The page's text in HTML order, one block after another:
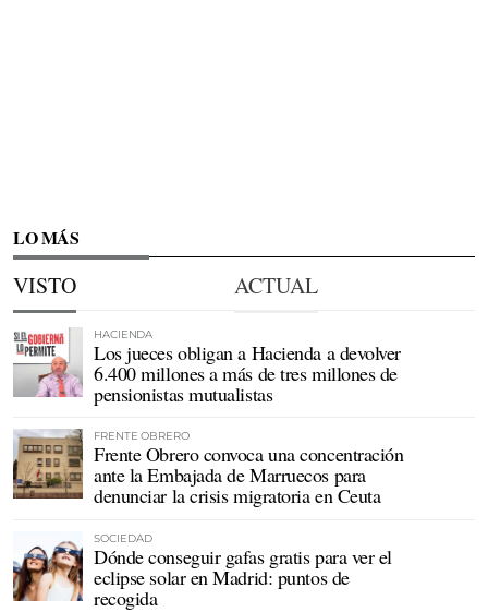
LO MÁS
VISTO ACTUAL
HACIENDA
Los jueces obligan a Hacienda a devolver
6.400 millones a más de tres millones de
pensionistas mutualistas
FRENTE OBRERO
Frente Obrero convoca una concentración
ante la Embajada de Marruecos para
denunciar la crisis migratoria en Ceuta
SOCIEDAD
Dónde conseguir gafas gratis para ver el
eclipse solar en Madrid: puntos de
recogida